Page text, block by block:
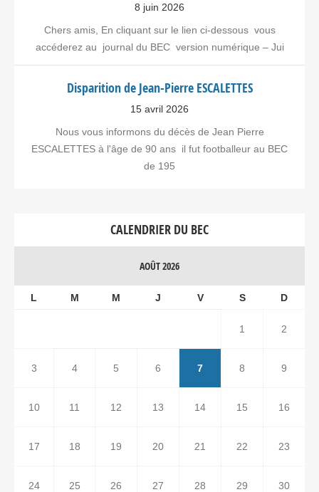
8 juin 2026
Chers amis, En cliquant sur le lien ci-dessous vous
accéderez au journal du BEC version numérique – Jui
Disparition de Jean-Pierre ESCALETTES
15 avril 2026
Nous vous informons du décès de Jean Pierre
ESCALETTES à l'âge de 90 ans il fut footballeur au BEC
de 195
CALENDRIER DU BEC
AOÛT 2026
L M M J V S D
1 2
3 4 5 6 7 8 9
10 11 12 13 14 15 16
17 18 19 20 21 22 23
24 25 26 27 28 29 30